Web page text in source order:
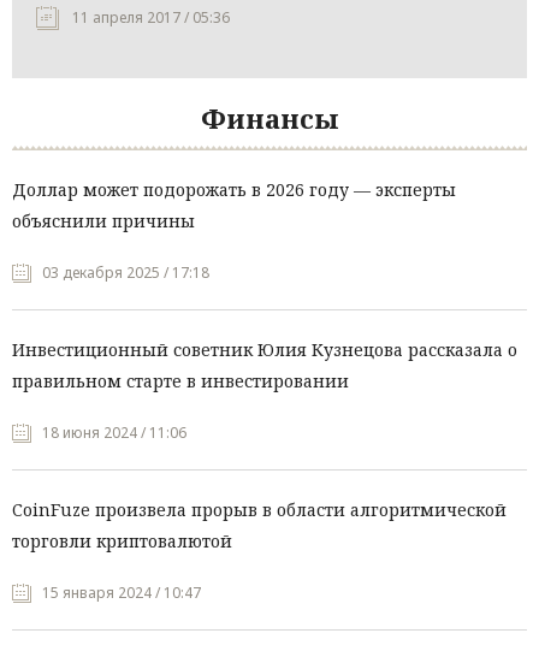
11 апреля 2017 / 05:36
Финансы
Доллар может подорожать в 2026 году — эксперты
объяснили причины
03 декабря 2025 / 17:18
Инвестиционный советник Юлия Кузнецова рассказала о
правильном старте в инвестировании
18 июня 2024 / 11:06
CoinFuze произвела прорыв в области алгоритмической
торговли криптовалютой
15 января 2024 / 10:47